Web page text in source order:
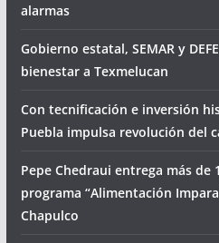
alarmas
Gobierno estatal, SEMAR y
bienestar a Texmelucan
Con tecnificación e inversión
Puebla impulsa revolución del
Pepe Chedraui entrega más de
programa “Alimentación
Chapulco